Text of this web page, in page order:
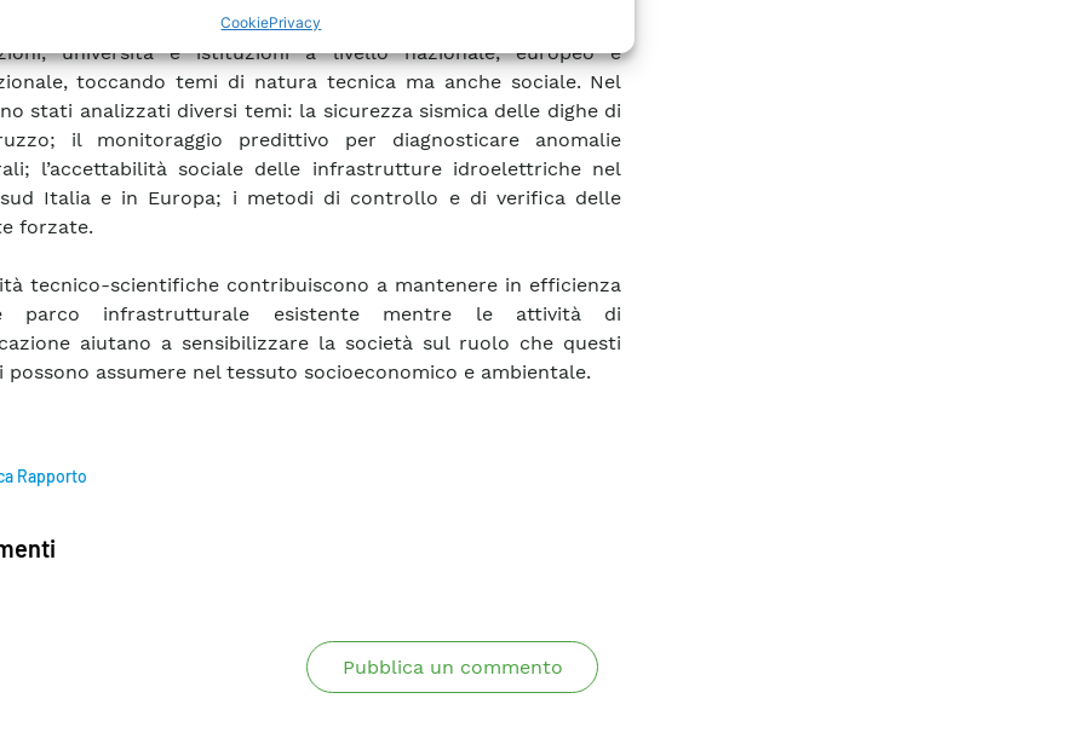
CookiePrivacy
RSE sta collaborando da anni con diversi operatori,
università e istituzioni a livello nazionale, europeo e
toccando temi di natura tecnica ma anche sociale. Nel
stati analizzati diversi temi: la sicurezza sismica delle dighe di
il monitoraggio predittivo per diagnosticare anomalie
l’accettabilità sociale delle infrastrutture idroelettriche nel
Italia e in Europa; i metodi di controllo e di verifica delle
forzate.
tecnico-scientifiche contribuiscono a mantenere in efficienza
parco infrastrutturale esistente mentre le attività di
aiutano a sensibilizzare la società sul ruolo che questi
possono assumere nel tessuto socioeconomico e ambientale.
Rapporto
Pubblica un commento